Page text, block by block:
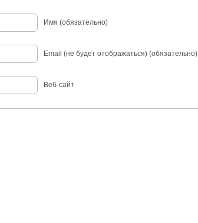
Имя (обязательно)
Email (не будет отображаться) (обязательно)
Веб-сайт